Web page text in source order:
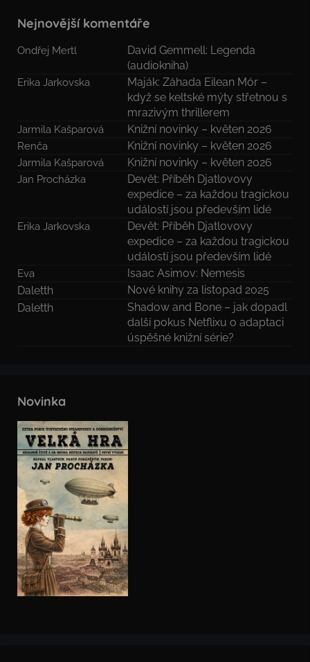
Nejnovější komentáře
Ondřej Mertl
David Gemmell: Legenda
(audiokniha)
Erika Jarkovska
Maják: Záhada Eilean Mór –
když se keltské mýty střetnou s
mrazivým thrillerem
Jarmila Kašparová Knižní novinky – květen 2026
Renča Knižní novinky – květen 2026
Jarmila Kašparová Knižní novinky – květen 2026
Jan Procházka
Devět: Příběh Djatlovovy
expedice – za každou tragickou
událostí jsou především lidé
Erika Jarkovska
Devět: Příběh Djatlovovy
expedice – za každou tragickou
událostí jsou především lidé
Eva
Isaac Asimov: Nemesis
Daletth
Nové knihy za listopad 2025
Daletth
Shadow and Bone – jak dopadl
další pokus Netflixu o adaptaci
úspěšné knižní série?
Novinka